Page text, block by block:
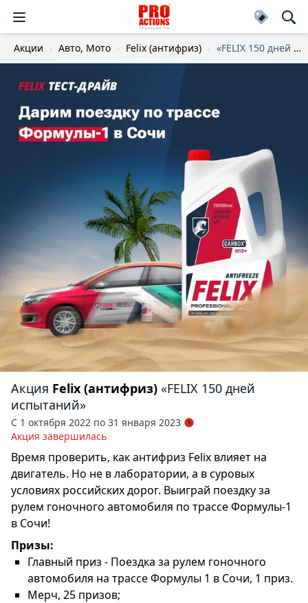
Акции Авто, Мото Felix (антифриз) «FELIX 150 дней испытаний»
Акция Felix (антифриз) «FELIX 150 дней
испытаний»
С 1 октября 2022 по 31 января 2023
Акция завершилась
Время проверить, как антифриз Felix влияет на
двигатель. Но не в лаборатории, а в суровых
условиях российских дорог. Выиграй поездку за
рулем гоночного автомобиля по трассе Формулы-1
в Сочи!
Призы:
Главный приз - Поездка за рулем гоночного
автомобиля на трассе Формулы 1 в Сочи, 1 приз.
Мерч, 25 призов;